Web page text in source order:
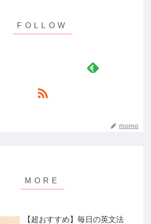
momo
【超おすすめ】毎日の英文法